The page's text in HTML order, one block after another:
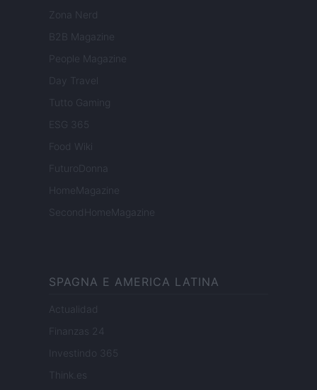
Zona Nerd
B2B Magazine
People Magazine
Day Travel
Tutto Gaming
ESG 365
Food Wiki
FuturoDonna
HomeMagazine
SecondHomeMagazine
SPAGNA E AMERICA LATINA
Actualidad
Finanzas 24
Investindo 365
Think.es